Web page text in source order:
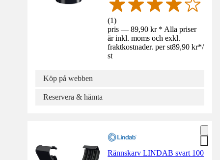
(1)
pris — 89,90 kr * Alla priser
är inkl. moms och exkl.
fraktkostnader. per st89,90 kr*/
st
Köp på webben
Reservera & hämta
Rännskarv LINDAB svart 100